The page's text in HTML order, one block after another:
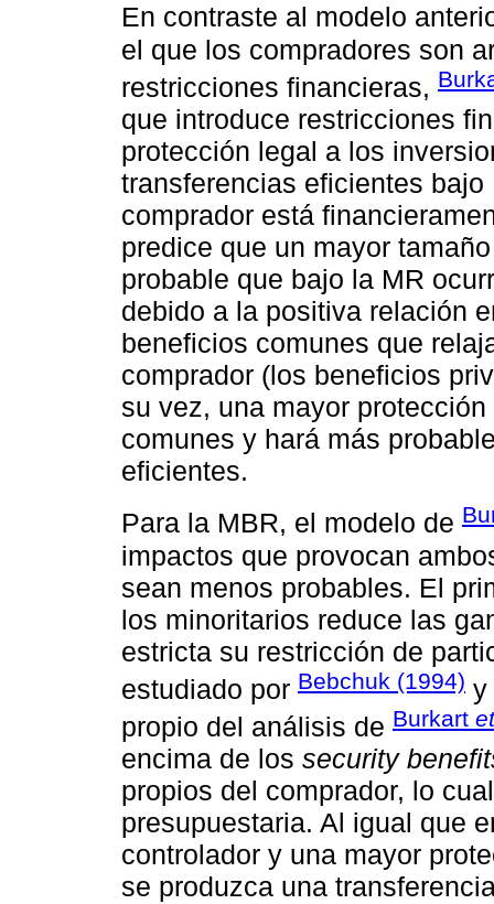
En contraste al modelo
el que los compradores son
restricciones financieras,
que introduce restricciones
protección legal a los
transferencias eficientes
comprador está
predice que un mayor
probable que bajo la MR
debido a la positiva relación
beneficios comunes que
comprador (los beneficios
su vez, una mayor
comunes y hará más
eficientes.
Para la MBR, el modelo de
impactos que provocan
sean menos probables. El
los minoritarios reduce las
estricta su restricción de
estudiado por Bebchuk (1994) y
propio del análisis de Burkart
encima de los security
propios del comprador, lo
presupuestaria. Al igual que
controlador y una mayor
se produzca una